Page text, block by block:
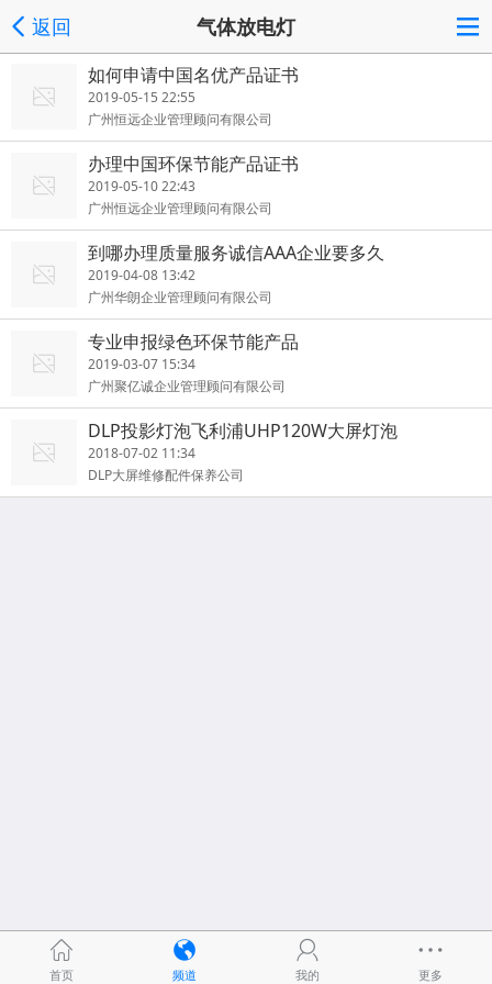
返回 气体放电灯
如何申请中国名优产品证书
2019-05-15 22:55
广州恒远企业管理顾问有限公司
办理中国环保节能产品证书
2019-05-10 22:43
广州恒远企业管理顾问有限公司
到哪办理质量服务诚信AAA企业要多久
2019-04-08 13:42
广州华朗企业管理顾问有限公司
专业申报绿色环保节能产品
2019-03-07 15:34
广州聚亿诚企业管理顾问有限公司
DLP投影灯泡飞利浦UHP120W大屏灯泡
2018-07-02 11:34
DLP大屏维修配件保养公司
首页 频道 我的 更多